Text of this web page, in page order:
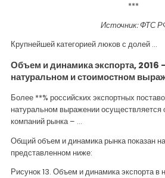
***
Источник: ФТС
Крупнейшей категорией люков с долей …
Объем и динамика экспорта, 2016
натуральном и стоимостном
Более **% российских экспортных
натуральном выражении осуществляется
компаний рынка – …
Общий объем и динамика рынка показан
представленном ниже:
Рисунок 13. Объем и динамика экспорта в